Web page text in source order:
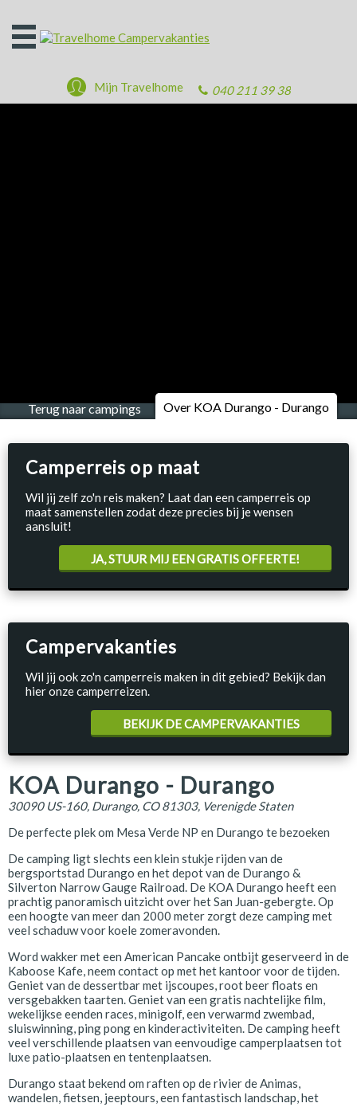
Open
het
040 211 39 38
Mijn Travelhome
Terug naar campings Over KOA Durango - Durango
KOA Durango - Durango
30090 US-160, Durango, CO 81303, Verenigde Staten
De perfecte plek om Mesa Verde NP en Durango te bezoeken
De camping ligt slechts een klein stukje rijden van de
bergsportstad Durango en het depot van de Durango &
Silverton Narrow Gauge Railroad. De KOA Durango heeft een
prachtig panoramisch uitzicht over het San Juan-gebergte. Op
een hoogte van meer dan 2000 meter zorgt deze camping met
veel schaduw voor koele zomeravonden.
Word wakker met een American Pancake ontbijt geserveerd in de
Kaboose Kafe, neem contact op met het kantoor voor de tijden.
Geniet van de dessertbar met ijscoupes, root beer floats en
versgebakken taarten. Geniet van een gratis nachtelijke film,
wekelijkse eenden races, minigolf, een verwarmd zwembad,
sluiswinning, ping pong en kinderactiviteiten. De camping heeft
veel verschillende plaatsen van eenvoudige camperplaatsen tot
luxe patio-plaatsen en tentenplaatsen.
Durango staat bekend om raften op de rivier de Animas,
wandelen, fietsen, jeeptours, een fantastisch landschap, het
Camperreis op maat
Wil jij zelf zo'n reis maken? Laat dan een camperreis op
maat samenstellen zodat deze precies bij je wensen
aansluit!
JA, STUUR MIJ EEN GRATIS OFFERTE!
Campervakanties
Wil jij ook zo'n camperreis maken in dit gebied? Bekijk dan
hier onze camperreizen.
BEKIJK DE CAMPERVAKANTIES